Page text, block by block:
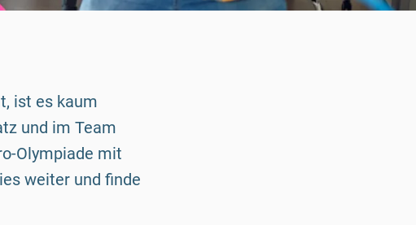
ist es kaum
und im Team
Olympiade mit
weiter und finde